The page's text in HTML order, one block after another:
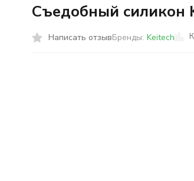
Съедобный силикон
Написать отзывБренды: Keitech